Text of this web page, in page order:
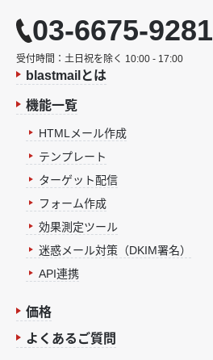
03-6675-9281
受付時間：土日祝を除く 10:00 - 17:00
blastmailとは
機能一覧
HTMLメール作成
テンプレート
ターゲット配信
フォーム作成
効果測定ツール
迷惑メール対策（DKIM署名）
API連携
価格
よくあるご質問